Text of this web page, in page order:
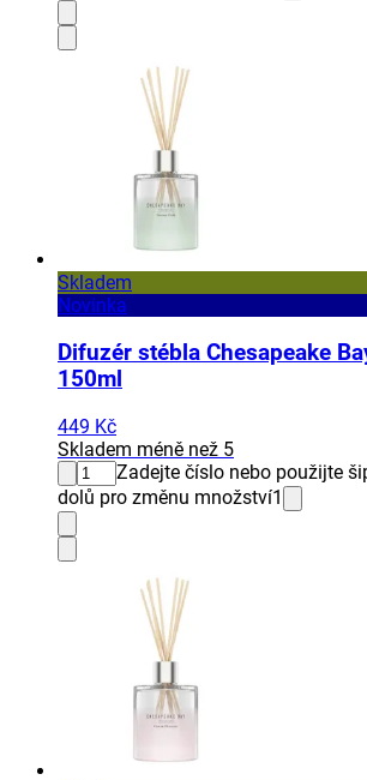
Skladem
Novinka
Difuzér stébla Chesapeake
150ml
449 Kč
Skladem méně než 5
Zadejte číslo nebo použijte
dolů pro změnu množství1